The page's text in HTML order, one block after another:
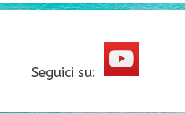
Seguici su: